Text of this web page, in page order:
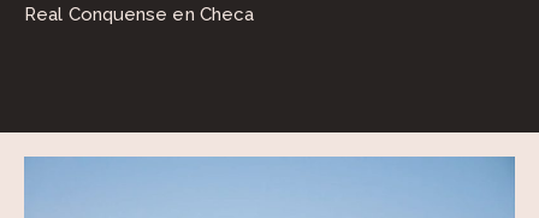
Real Conquense en Checa